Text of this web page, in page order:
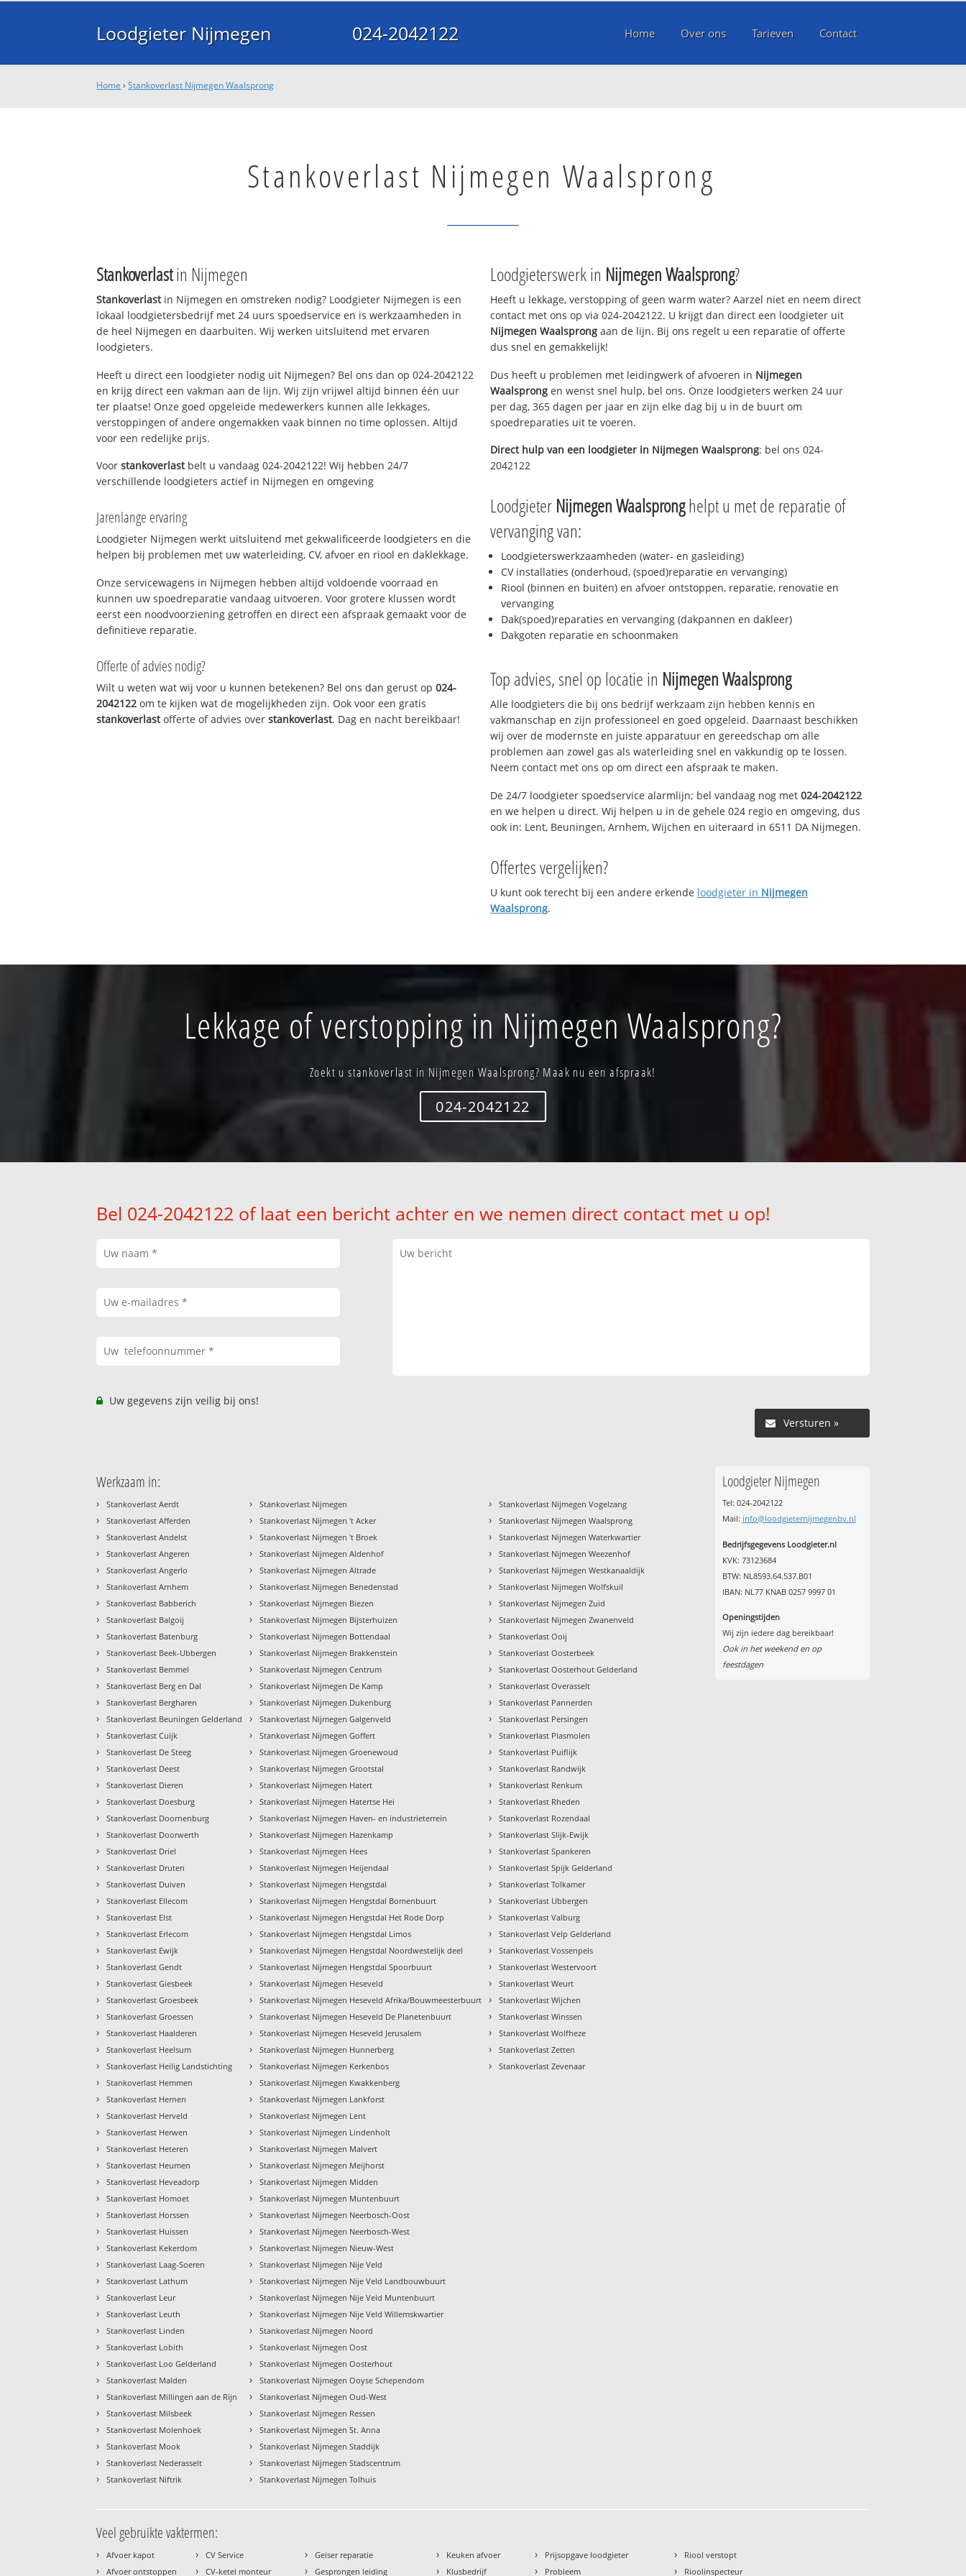
Loodgieter Nijmegen 024-2042122 Home Over ons Tarieven Contact
Home ›Stankoverlast Nijmegen Waalsprong
Stankoverlast Nijmegen Waalsprong
Stankoverlastin Nijmegen
Stankoverlastin Nijmegen en omstreken nodig? Loodgieter Nijmegen is een
lokaal loodgietersbedrijf met 24 uurs spoedservice en is werkzaamheden in
de heel Nijmegen en daarbuiten. Wij werken uitsluitend met ervaren
loodgieters.
Heeft u direct een loodgieter nodig uit Nijmegen? Bel ons dan op 024-2042122
en krijg direct een vakman aan de lijn. Wij zijn vrijwel altijd binnen één uur
ter plaatse! Onze goed opgeleide medewerkers kunnen alle lekkages,
verstoppingen of andere ongemakken vaak binnen no time oplossen. Altijd
voor een redelijke prijs.
Voorstankoverlastbelt u vandaag 024-2042122! Wij hebben 24/7
verschillende loodgieters actief in Nijmegen en omgeving
Jarenlange ervaring
Loodgieter Nijmegen werkt uitsluitend met gekwalificeerde loodgieters en die
helpen bij problemen met uw waterleiding, CV, afvoer en riool en daklekkage.
Onze servicewagens in Nijmegen hebben altijd voldoende voorraad en
kunnen uw spoedreparatie vandaag uitvoeren. Voor grotere klussen wordt
eerst een noodvoorziening getroffen en direct een afspraak gemaakt voor de
definitieve reparatie.
Offerte of advies nodig?
Wilt u weten wat wij voor u kunnen betekenen? Bel ons dan gerust op024-
2042122 om te kijken wat de mogelijkheden zijn. Ook voor een gratis
stankoverlastofferte of advies overstankoverlast. Dag en nacht bereikbaar!
Loodgieterswerk in Nijmegen Waalsprong?
Heeft u lekkage, verstopping of geen warm water? Aarzel niet en neem direct
contact met ons op via 024-2042122. U krijgt dan direct een loodgieter uit
Nijmegen Waalsprong aan de lijn. Bij ons regelt u een reparatie of offerte
dus snel en gemakkelijk!
Dus heeft u problemen met leidingwerk of afvoeren in Nijmegen
Waalsprong en wenst snel hulp, bel ons. Onze loodgieters werken 24 uur
per dag, 365 dagen per jaar en zijn elke dag bij u in de buurt om
spoedreparaties uit te voeren.
Direct hulp van een loodgieter in Nijmegen Waalsprong: bel ons 024-
2042122
Loodgieter Nijmegen Waalspronghelpt u met de reparatie of
vervanging van:
Loodgieterswerkzaamheden (water- en gasleiding)
CV installaties (onderhoud, (spoed)reparatie en vervanging)
Riool (binnen en buiten) en afvoer ontstoppen, reparatie, renovatie en
vervanging
Dak(spoed)reparaties en vervanging (dakpannen en dakleer)
Dakgoten reparatie en schoonmaken
Top advies, snel op locatie in Nijmegen Waalsprong
Alle loodgieters die bij ons bedrijf werkzaam zijn hebben kennis en
vakmanschap en zijn professioneel en goed opgeleid. Daarnaast beschikken
wij over de modernste en juiste apparatuur en gereedschap om alle
problemen aan zowel gas als waterleiding snel en vakkundig op te lossen.
Neem contact met ons op om direct een afspraak te maken.
De 24/7 loodgieter spoedservice alarmlijn; bel vandaag nog met 024-2042122
en we helpen u direct. Wij helpen u in de gehele 024 regio en omgeving, dus
ook in: Lent, Beuningen, Arnhem, Wijchen en uiteraard in 6511 DA Nijmegen.
Offertes vergelijken?
U kunt ook terecht bij een andere erkende loodgieter in Nijmegen
Waalsprong.
Lekkage of verstopping in Nijmegen Waalsprong?
Zoekt u stankoverlast in Nijmegen Waalsprong? Maak nu een afspraak!
024-2042122
Bel 024-2042122 of laat een bericht achter en we nemen direct contact met u op!
Uw gegevens zijn veilig bij ons!
Versturen »
Werkzaam in:
› Stankoverlast Aerdt
› Stankoverlast Afferden
› Stankoverlast Andelst
› Stankoverlast Angeren
› Stankoverlast Angerlo
› Stankoverlast Arnhem
› Stankoverlast Babberich
› Stankoverlast Balgoij
› Stankoverlast Batenburg
› Stankoverlast Beek-Ubbergen
› Stankoverlast Bemmel
› Stankoverlast Berg en Dal
› Stankoverlast Bergharen
› Stankoverlast Beuningen Gelderland
› Stankoverlast Cuijk
› Stankoverlast De Steeg
› Stankoverlast Deest
› Stankoverlast Dieren
› Stankoverlast Doesburg
› Stankoverlast Doornenburg
› Stankoverlast Doorwerth
› Stankoverlast Driel
› Stankoverlast Druten
› Stankoverlast Duiven
› Stankoverlast Ellecom
› Stankoverlast Elst
› Stankoverlast Erlecom
› Stankoverlast Ewijk
› Stankoverlast Gendt
› Stankoverlast Giesbeek
› Stankoverlast Groesbeek
› Stankoverlast Groessen
› Stankoverlast Haalderen
› Stankoverlast Heelsum
› Stankoverlast Heilig Landstichting
› Stankoverlast Hemmen
› Stankoverlast Hernen
› Stankoverlast Herveld
› Stankoverlast Herwen
› Stankoverlast Heteren
› Stankoverlast Heumen
› Stankoverlast Heveadorp
› Stankoverlast Homoet
› Stankoverlast Horssen
› Stankoverlast Huissen
› Stankoverlast Kekerdom
› Stankoverlast Laag-Soeren
› Stankoverlast Lathum
› Stankoverlast Leur
› Stankoverlast Leuth
› Stankoverlast Linden
› Stankoverlast Lobith
› Stankoverlast Loo Gelderland
› Stankoverlast Malden
› Stankoverlast Millingen aan de Rijn
› Stankoverlast Milsbeek
› Stankoverlast Molenhoek
› Stankoverlast Mook
› Stankoverlast Nederasselt
› Stankoverlast Niftrik
› Stankoverlast Nijmegen
› Stankoverlast Nijmegen 't Acker
› Stankoverlast Nijmegen 't Broek
› Stankoverlast Nijmegen Aldenhof
› Stankoverlast Nijmegen Altrade
› Stankoverlast Nijmegen Benedenstad
› Stankoverlast Nijmegen Biezen
› Stankoverlast Nijmegen Bijsterhuizen
› Stankoverlast Nijmegen Bottendaal
› Stankoverlast Nijmegen Brakkenstein
› Stankoverlast Nijmegen Centrum
› Stankoverlast Nijmegen De Kamp
› Stankoverlast Nijmegen Dukenburg
› Stankoverlast Nijmegen Galgenveld
› Stankoverlast Nijmegen Goffert
› Stankoverlast Nijmegen Groenewoud
› Stankoverlast Nijmegen Grootstal
› Stankoverlast Nijmegen Hatert
› Stankoverlast Nijmegen Hatertse Hei
› Stankoverlast Nijmegen Haven- en industrieterrein
› Stankoverlast Nijmegen Hazenkamp
› Stankoverlast Nijmegen Hees
› Stankoverlast Nijmegen Heijendaal
› Stankoverlast Nijmegen Hengstdal
› Stankoverlast Nijmegen Hengstdal Bomenbuurt
› Stankoverlast Nijmegen Hengstdal Het Rode Dorp
› Stankoverlast Nijmegen Hengstdal Limos
› Stankoverlast Nijmegen Hengstdal Noordwestelijk deel
› Stankoverlast Nijmegen Hengstdal Spoorbuurt
› Stankoverlast Nijmegen Heseveld
› Stankoverlast Nijmegen Heseveld Afrika/Bouwmeesterbuurt
› Stankoverlast Nijmegen Heseveld De Planetenbuurt
› Stankoverlast Nijmegen Heseveld Jerusalem
› Stankoverlast Nijmegen Hunnerberg
› Stankoverlast Nijmegen Kerkenbos
› Stankoverlast Nijmegen Kwakkenberg
› Stankoverlast Nijmegen Lankforst
› Stankoverlast Nijmegen Lent
› Stankoverlast Nijmegen Lindenholt
› Stankoverlast Nijmegen Malvert
› Stankoverlast Nijmegen Meijhorst
› Stankoverlast Nijmegen Midden
› Stankoverlast Nijmegen Muntenbuurt
› Stankoverlast Nijmegen Neerbosch-Oost
› Stankoverlast Nijmegen Neerbosch-West
› Stankoverlast Nijmegen Nieuw-West
› Stankoverlast Nijmegen Nije Veld
› Stankoverlast Nijmegen Nije Veld Landbouwbuurt
› Stankoverlast Nijmegen Nije Veld Muntenbuurt
› Stankoverlast Nijmegen Nije Veld Willemskwartier
› Stankoverlast Nijmegen Noord
› Stankoverlast Nijmegen Oost
› Stankoverlast Nijmegen Oosterhout
› Stankoverlast Nijmegen Ooyse Schependom
› Stankoverlast Nijmegen Oud-West
› Stankoverlast Nijmegen Ressen
› Stankoverlast Nijmegen St. Anna
› Stankoverlast Nijmegen Staddijk
› Stankoverlast Nijmegen Stadscentrum
› Stankoverlast Nijmegen Tolhuis
› Stankoverlast Nijmegen Vogelzang
› Stankoverlast Nijmegen Waalsprong
› Stankoverlast Nijmegen Waterkwartier
› Stankoverlast Nijmegen Weezenhof
› Stankoverlast Nijmegen Westkanaaldijk
› Stankoverlast Nijmegen Wolfskuil
› Stankoverlast Nijmegen Zuid
› Stankoverlast Nijmegen Zwanenveld
› Stankoverlast Ooij
› Stankoverlast Oosterbeek
› Stankoverlast Oosterhout Gelderland
› Stankoverlast Overasselt
› Stankoverlast Pannerden
› Stankoverlast Persingen
› Stankoverlast Plasmolen
› Stankoverlast Puiflijk
› Stankoverlast Randwijk
› Stankoverlast Renkum
› Stankoverlast Rheden
› Stankoverlast Rozendaal
› Stankoverlast Slijk-Ewijk
› Stankoverlast Spankeren
› Stankoverlast Spijk Gelderland
› Stankoverlast Tolkamer
› Stankoverlast Ubbergen
› Stankoverlast Valburg
› Stankoverlast Velp Gelderland
› Stankoverlast Vossenpels
› Stankoverlast Westervoort
› Stankoverlast Weurt
› Stankoverlast Wijchen
› Stankoverlast Winssen
› Stankoverlast Wolfheze
› Stankoverlast Zetten
› Stankoverlast Zevenaar
Loodgieter Nijmegen
Tel: 024-2042122
Mail: info@loodgieternijmegenbv.nl
Bedrijfsgegevens Loodgieter.nl
KVK: 73123684
BTW: NL8593.64.537.B01
IBAN: NL77 KNAB 0257 9997 01
Openingstijden
Wij zijn iedere dag bereikbaar!
Ook in het weekend en op
feestdagen
Veel gebruikte vaktermen:
› Afvoer kapot
› Afvoer ontstoppen
› CV Service
› CV-ketel monteur
› Geiser reparatie
› Gesprongen leiding
› Keuken afvoer
› Klusbedrijf
› Prijsopgave loodgieter
› Probleem
› Riool verstopt
› Rioolinspecteur